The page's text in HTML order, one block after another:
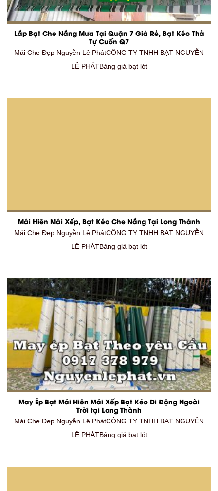
Lắp Bạt Che Nắng Mưa Tại Quận 7 Giá Rẻ, Bạt Kéo Thả
Tự Cuốn Q7
Mái Che Đẹp Nguyễn Lê PhátCÔNG TY TNHH BẠT NGUYỄN
LÊ PHÁTBảng giá bạt lót
Mái Hiên Mái Xếp, Bạt Kéo Che Nắng Tại Long Thành
Mái Che Đẹp Nguyễn Lê PhátCÔNG TY TNHH BẠT NGUYỄN
LÊ PHÁTBảng giá bạt lót
May Ép Bạt Mái Hiên Mái Xếp Bạt Kéo Di Động Ngoài
Trời tại Long Thành
Mái Che Đẹp Nguyễn Lê PhátCÔNG TY TNHH BẠT NGUYỄN
LÊ PHÁTBảng giá bạt lót